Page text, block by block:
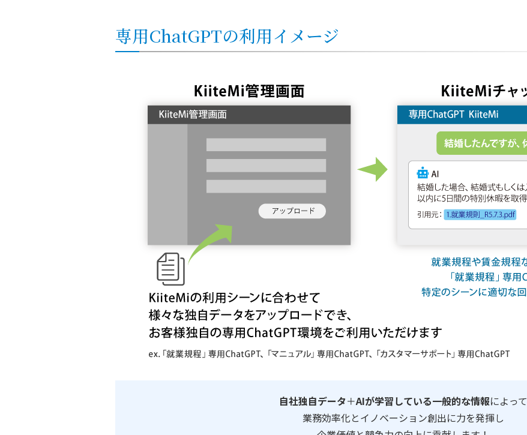
専用ChatGPTの利用イメージ
自社独自データ＋AIが学習している一般的な情報によって
業務効率化とイノベーション創出に力を発揮し